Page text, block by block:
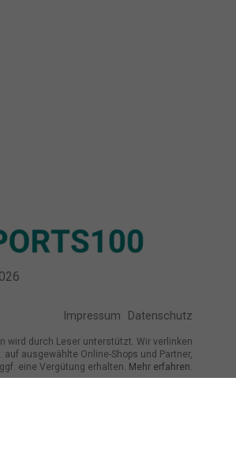
Impressum Datenschutz
wird durch Leser unterstützt. Wir verlinken
auf ausgewählte Online-Shops und Partner,
eine Vergütung erhalten. Mehr erfahren.